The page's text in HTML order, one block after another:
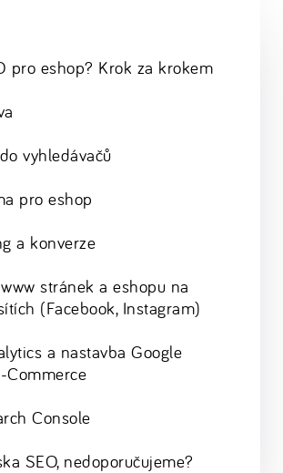
pro eshop? Krok za krokem
vyhledávačů
pro eshop
a konverze
stránek a eshopu na
(Facebook, Instagram)
a nastavba Google
Commerce
Console
SEO, nedoporučujeme?